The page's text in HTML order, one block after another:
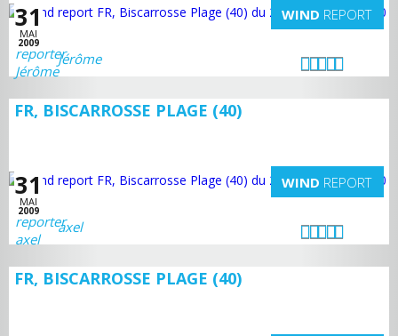
31
MAI
2009
WIND REPORT
Jérôme
FR, BISCARROSSE PLAGE (40)
31
MAI
2009
WIND REPORT
axel
FR, BISCARROSSE PLAGE (40)